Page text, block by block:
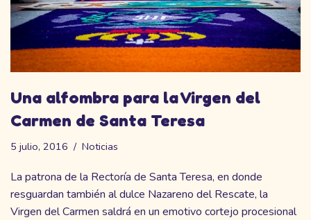
Una alfombra para la Virgen del
Carmen de Santa Teresa
5 julio, 2016 Noticias
La patrona de la Rectoría de Santa Teresa, en donde
resguardan también al dulce Nazareno del Rescate, la
Virgen del Carmen saldrá en un emotivo cortejo procesional